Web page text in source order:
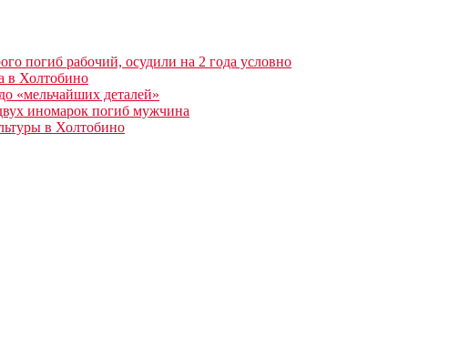
погиб рабочий, осудили на 2 года условно
в Холтобино
«мельчайших деталей»
иномарок погиб мужчина
в Холтобино